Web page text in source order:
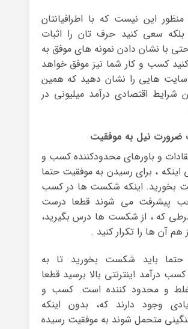
منظور این نیست که با اطرافیانتان
بلکه سعی کنید حرف تان را اثبات
با نشان دادن نمونه های موفق به
کنید کسب و کار شما نیز موفق خواهد
سایت هایی را نشان دهید که همین
شرایط اقتصادی درآمد میلیونی در
و باورهای محدودکننده کسب و
اینکه ، برای رسیدن به موفقیت حتما
بخورید. اینکه شکست ها در کسب
پیشرفت می شوند قطعا درست
که ، از شکست ها درس بگیرید،
هم آن ها را تکرار کنید .
حتما باید شکست بخورید تا به
درآمد اینترنتی بالا برسید قطعا
و محدود کننده است. کسب و
وجود دارند که، بدون اینکه
متحمل شوند به موفقیت رسیده